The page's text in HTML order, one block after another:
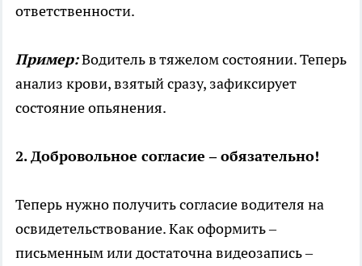
ответственности.
Пример:Водитель в тяжелом состоянии. Теперь
анализ крови, взятый сразу, зафиксирует
состояние опьянения.
2. Добровольное согласие – обязательно!
Теперь нужно получить согласие водителя на
освидетельствование. Как оформить –
письменным или достаточна видеозапись –